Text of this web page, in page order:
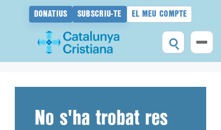
DONATIUS SUBSCRIU-TE EL MEU COMPTE
No s'ha trobat res